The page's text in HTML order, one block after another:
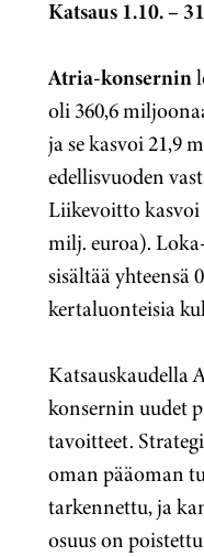
Katsaus 1.10. –
Atria-konsernin
oli 360,6
ja se kasvoi 21,9
edellisvuoden
Liikevoitto
milj. euroa).
sisältää yhteensä
kertaluonteisia
Katsauskaudella
konsernin uudet
tavoitteet.
oman pääoman
tarkennettu, ja
osuus on